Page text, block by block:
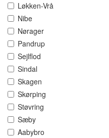
Løkken-Vrå
Nibe
Nørager
Pandrup
Sejlflod
Sindal
Skagen
Skørping
Støvring
Sæby
Aabybro